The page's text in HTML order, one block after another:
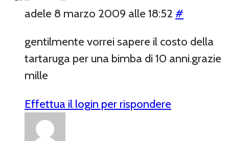
adele 8 marzo 2009 alle 18:52 #
gentilmente vorrei sapere il costo della
tartaruga per una bimba di 10 anni.grazie
mille
Effettua il login per rispondere